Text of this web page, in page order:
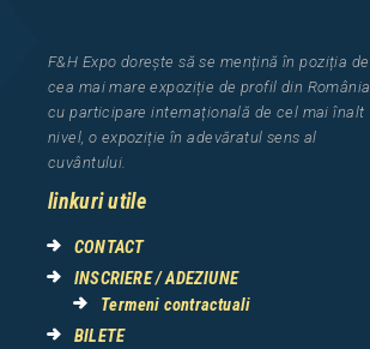
F&H Expo dorește să se mențină în poziția de
cea mai mare expoziție de profil din România
cu participare internațională de cel maiînalt
nivel, o expoziție în adevăratul sens al
cuvântului.
linkuri utile
CONTACT
INSCRIERE / ADEZIUNE
Termeni contractuali
BILETE